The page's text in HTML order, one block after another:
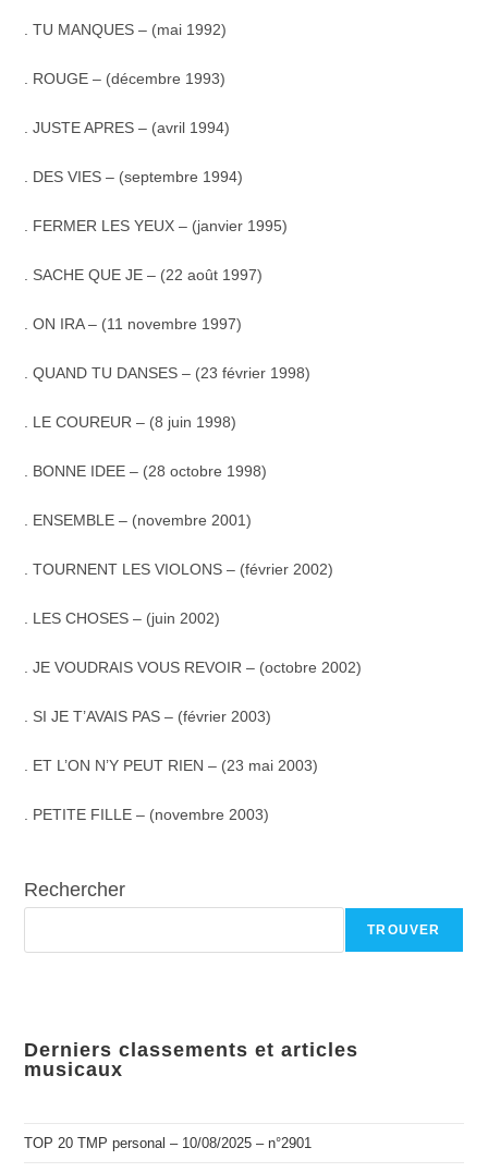
. TU MANQUES – (mai 1992)
ROUGE – (décembre 1993)
. JUSTE APRES – (avril 1994)
. DES VIES – (septembre 1994)
. FERMER LES YEUX – (janvier 1995)
. SACHE QUE JE – (22 août 1997)
. ON IRA – (11 novembre 1997)
. QUAND TU DANSES – (23 février 1998)
. LE COUREUR – (8 juin 1998)
. BONNE IDEE – (28 octobre 1998)
. ENSEMBLE – (novembre 2001)
. TOURNENT LES VIOLONS – (février 2002)
. LES CHOSES – (juin 2002)
. JE VOUDRAIS VOUS REVOIR – (octobre 2002)
. SI JE T’AVAIS PAS – (février 2003)
. ET L’ON N’Y PEUT RIEN – (23 mai 2003)
. PETITE FILLE – (novembre 2003)
Rechercher
TROUVER
Derniers classements et articles
musicaux
TOP 20 TMP personal – 10/08/2025 – n°2901